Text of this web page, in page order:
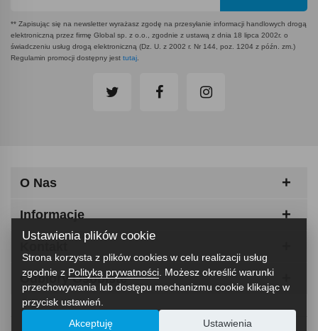
** Zapisując się na newsletter wyrażasz zgodę na przesyłanie informacji handlowych drogą
elektroniczną przez firmę Global sp. z o.o., zgodnie z ustawą z dnia 18 lipca 2002r. o
świadczeniu usług drogą elektroniczną (Dz. U. z 2002 r. Nr 144, poz. 1204 z późn. zm.)
Regulamin promocji dostępny jest tutaj
O Nas
Informacje
Odbiory Osobiste
Ustawienia plików cookie
Strona korzysta z plików cookies w celu realizacji usług
zgodnie z Polityką prywatności . Możesz określić warunki
przechowywania lub dostępu mechanizmu cookie klikając w
przycisk ustawień.
Akceptuję Ustawienia